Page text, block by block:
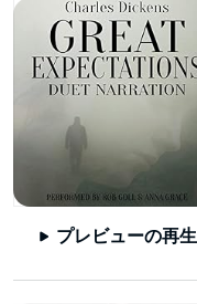
プレビューの再生